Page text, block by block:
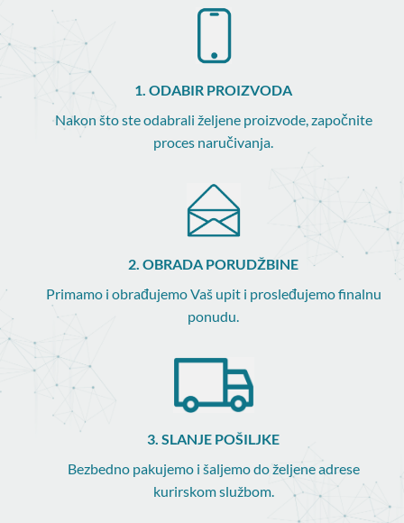
1. ODABIR PROIZVODA
Nakon što ste odabrali željene proizvode, započnite
proces naručivanja.
2. OBRADA PORUDŽBINE
Primamo i obrađujemo Vaš upit i prosleđujemo finalnu
ponudu.
3. SLANJE POŠILJKE
Bezbedno pakujemo i šaljemo do željene adrese
kurirskom službom.